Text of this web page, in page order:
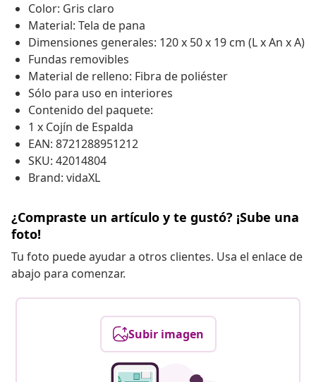
Color: Gris claro
Material: Tela de pana
Dimensiones generales: 120 x 50 x 19 cm (L x An x A)
Fundas removibles
Material de relleno: Fibra de poliéster
Sólo para uso en interiores
Contenido del paquete:
1 x Cojín de Espalda
EAN: 8721288951212
SKU: 42014804
Brand: vidaXL
¿Compraste un artículo y te gustó? ¡Sube una
foto!
Tu foto puede ayudar a otros clientes. Usa el enlace de
abajo para comenzar.
Subir imagen